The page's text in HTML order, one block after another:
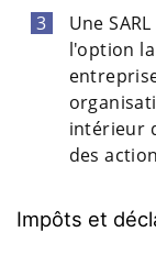
Une
l'option
intérieur
des
Impôts et